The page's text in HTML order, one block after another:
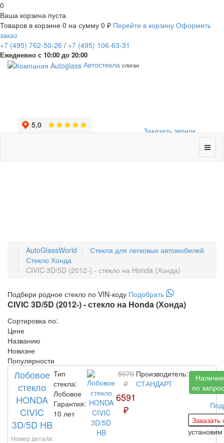
0
Ваша корзина пуста
Товаров в корзине 0 на сумму 0 ₽ Перейти в корзину Оформить
заказ
+7 (495) 762-50-26 / +7 (495) 106-63-31
Ежедневно с 10:00 до 20:00
Заказать звонок
Автостекла слоган
AutoGlassWorld
Стекла для легковых автомобилей
Стекло Хонда
CIVIC 3D/5D (2012-) - стекло на Honda (Хонда)
Подбери родное стекло по VIN-коду Подобрать
CIVIC 3D/5D (2012-) - стекло на Honda (Хонда)
Сортировка по:
Цене
Названию
Новизне
Популярности
Лобовое
стекло
HONDA
CIVIC
3D/5D HB
Номер детали:
Тип
стекла:
Лобовое
Гарантия:
10 лет
5070
₽
6591
₽
Производитель:
СТАНДАРТ
Наличие
по